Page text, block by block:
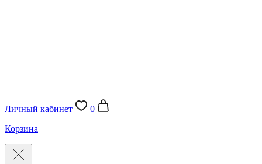
Личный кабинет
0
Корзина